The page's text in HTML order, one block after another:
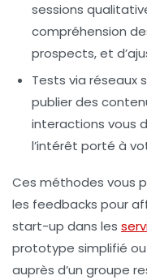
sessions
compréhension
prospects, et
Tests via réseaux
publier des
interactions vous
l’intérêt porté à
Ces méthodes vous
les feedbacks pour
start-up dans les
prototype simplifié
auprès d’un groupe